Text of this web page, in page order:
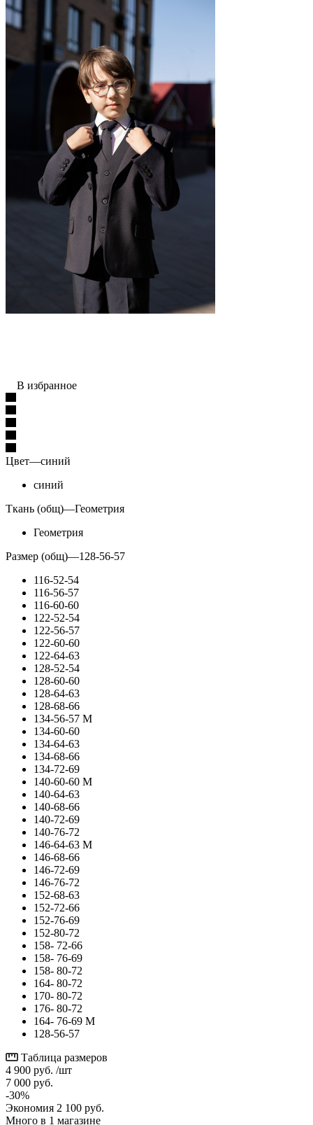
В избранное
Цвет—синий
синий
Ткань (общ)—Геометрия
Геометрия
Размер (общ)—128-56-57
116-52-54
116-56-57
116-60-60
122-52-54
122-56-57
122-60-60
122-64-63
128-52-54
128-60-60
128-64-63
128-68-66
134-56-57 М
134-60-60
134-64-63
134-68-66
134-72-69
140-60-60 М
140-64-63
140-68-66
140-72-69
140-76-72
146-64-63 М
146-68-66
146-72-69
146-76-72
152-68-63
152-72-66
152-76-69
152-80-72
158- 72-66
158- 76-69
158- 80-72
164- 80-72
170- 80-72
176- 80-72
164- 76-69 М
128-56-57
Таблица размеров
4 900 руб. /шт
7 000 руб.
-30%
Экономия 2 100 руб.
Много в 1 магазине